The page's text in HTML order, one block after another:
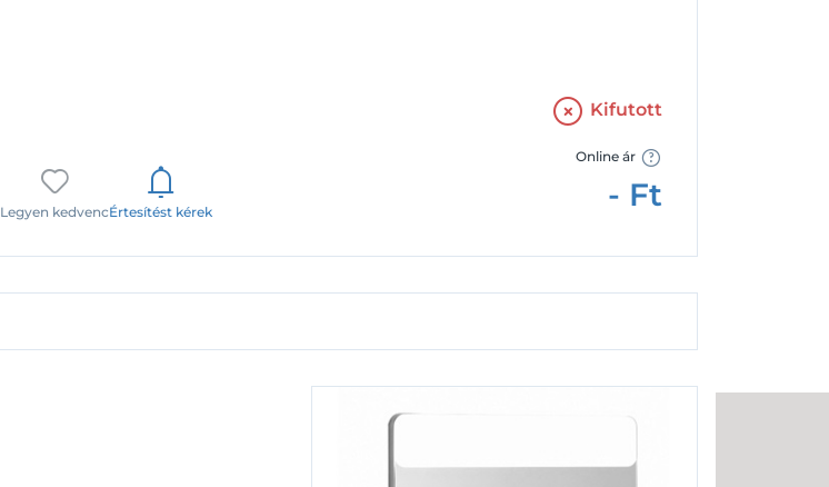
Legyen kedvencÉrtesítést kérek
Kifutott
Online ár
- Ft